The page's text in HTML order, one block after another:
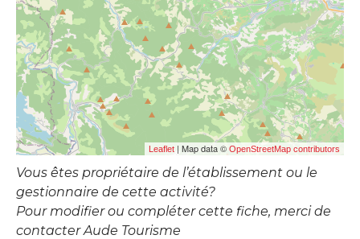
Leaflet | Map data © OpenStreetMap contributors
Vous êtes propriétaire de l’établissement ou le
gestionnaire de cette activité?
Pour modifier ou compléter cette fiche, merci de
contacter Aude Tourisme